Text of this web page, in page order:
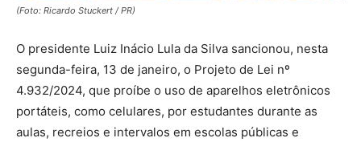
(Foto: Ricardo Stuckert / PR)
O presidente Luiz Inácio Lula da Silva sancionou, nesta
segunda-feira, 13 de janeiro, o Projeto de Lei nº
4.932/2024, que proíbe o uso de aparelhos eletrônicos
portáteis, como celulares, por estudantes durante as
aulas, recreios e intervalos em escolas públicas e